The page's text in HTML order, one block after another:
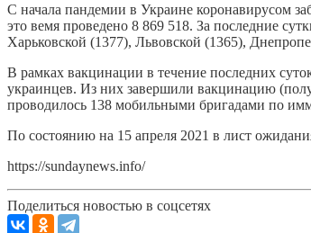
С начала пандемии в Украине коронавирусом
это вемя проведено 8 869 518. За последние
Харьковской (1377), Львовской (1365),
В рамках вакцинации в течение последних
украинцев. Из них завершили вакцинацию
проводилось 138 мобильными бригадами по
По состоянию на 15 апреля 2021 в лист
https://sundaynews.info/
Поделиться новостью в соцсетях